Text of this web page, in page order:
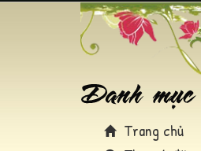
Trang chủ